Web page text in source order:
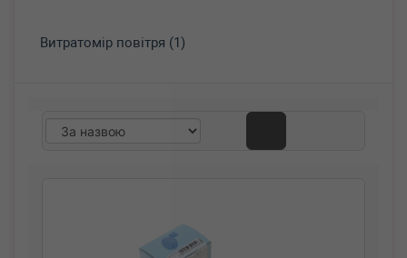
Витратомір повітря (1)